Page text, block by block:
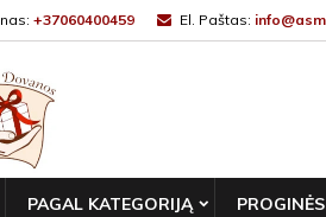
+37060400459 El. Paštas:
PAGAL KATEGORIJĄ